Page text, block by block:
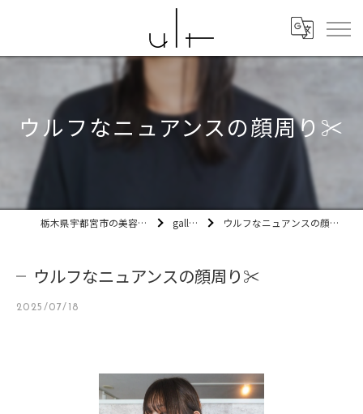
ウルフなニュアンスの顔周り✂️
栃木県宇都宮市の美容室ult gallery ウルフなニュアンスの顔周り✂️
ウルフなニュアンスの顔周り✂️
2025/07/18